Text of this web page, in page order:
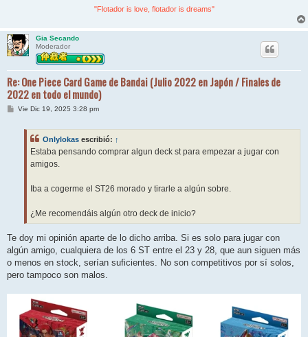
"Flotador is love, flotador is dreams"
Gia Secando
Moderador
Re: One Piece Card Game de Bandai (Julio 2022 en Japón / Finales de
2022 en todo el mundo)
MVie Dic 19, 2025 3:28 pm
Onlylokas escribió: ↑
Estaba pensando comprar algun deck st para empezar a jugar con
amigos.
Iba a cogerme el ST26 morado y tirarle a algún sobre.
¿Me recomendáis algún otro deck de inicio?
Te doy mi opinión aparte de lo dicho arriba. Si es solo para jugar con
algún amigo, cualquiera de los 6 ST entre el 23 y 28, que aun siguen más
o menos en stock, serían suficientes. No son competitivos por sí solos,
pero tampoco son malos.